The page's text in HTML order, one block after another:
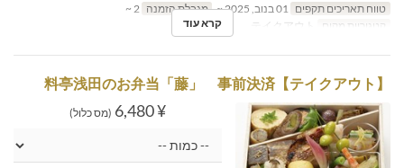
טווח תאריכים תקפים
מגבלת הזמנה 2 ~
קטגוריית מקום
קרא עוד
【テイクアウト】料亭浅田のお弁当「藤」 事前決済
¥ 6,480 (מס כלול)